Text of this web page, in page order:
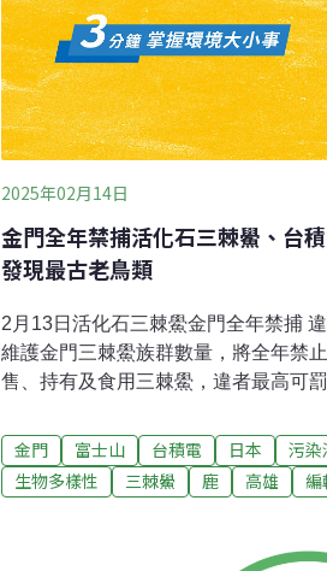
2025年02月14日
金門全年禁捕活化石三棘鱟、台
發現最古老鳥類
2月13日活化石三棘鱟金門全年禁捕
維護金門三棘鱟族群數量，將全年禁
售、持有及食用三棘鱟，違者最高可
府公告「金門縣三棘鱟禁捕措施相關
施行。（中央社報導）台南元宵鹽水
南元宵夜鹽水蜂炮激情過後，市府13
復市容。此外，安南區鹿耳門聖母廟
金門 富士山 台積電 日本 污染
生物多樣性
三棘鱟 鹿 高雄 編